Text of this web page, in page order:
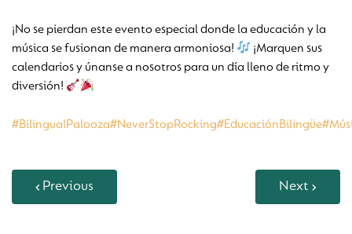
¡No se pierdan este evento especial donde la educación y la
música se fusionan de manera armoniosa!
¡Marquen sus
calendarios y únanse a nosotros para un día lleno de ritmo y
diversión!
#BilingualPalooza#NeverStopRocking#EducaciónBilingüe
Previous Next